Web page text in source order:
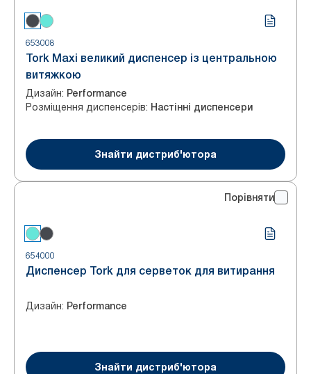
653008
Tork Maxi великий диспенсер із центральною
витяжкою
Дизайн: Performance
Розміщення диспенсерів: Настінні диспенсери
Знайти дистриб'ютора
Порівняти
654000
Диспенсер Tork для серветок для витирання
Дизайн: Performance
Знайти дистриб'ютора